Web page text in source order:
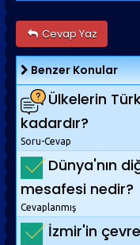
Cevap Yaz
Benzer Konular
Ülkelerin
kadardır?
Soru-Cevap
Dünya'nın
mesafesi nedir?
Cevaplanmış
İzmir'in